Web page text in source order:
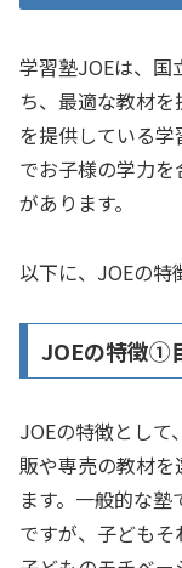
学習塾JOEは、国
ち、最適な教材
を提供している
でお子様の学力
があります。
以下に、JOEの特
JOEの特徴①
JOEの特徴として
販や専売の教材
ます。一般的な
ですが、子どもそ